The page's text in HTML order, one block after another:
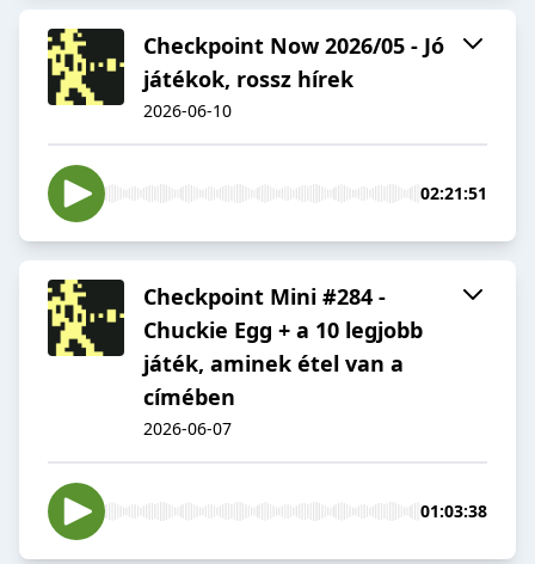
Checkpoint Now 2026/05 - Jó
játékok, rossz hírek
2026-06-10
02:21:51
Checkpoint Mini #284 -
Chuckie Egg + a 10 legjobb
játék, aminek étel van a
címében
2026-06-07
01:03:38